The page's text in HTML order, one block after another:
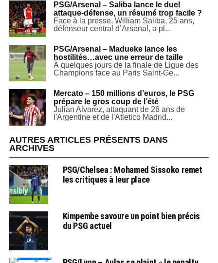
PSG/Arsenal – Saliba lance le duel
attaque-défense, un résumé trop facile ?
Face à la presse, William Saliba, 25 ans,
défenseur central d’Arsenal, a pl...
PSG/Arsenal – Madueke lance les
hostilités…avec une erreur de taille
À quelques jours de la finale de Ligue des
Champions face au Paris Saint-Ge...
Mercato – 150 millions d’euros, le PSG
prépare le gros coup de l’été
Julian Alvarez, attaquant de 26 ans de
l'Argentine et de l'Atletico Madrid...
AUTRES ARTICLES PRÉSENTS DANS
ARCHIVES
PSG/Chelsea : Mohamed Sissoko remet
les critiques à leur place
Kimpembe savoure un point bien précis
du PSG actuel